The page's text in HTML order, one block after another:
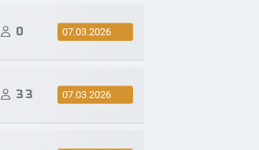
0 07.03.2026
33 07.03.2026